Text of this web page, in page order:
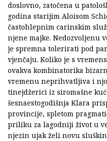
doslovno, zatočena u
godina starijim Aloisom
častohlepnim carinskim
njene majke. Nedozvoljenu
je spremna tolerirati pod
vjenčaju. Koliko je s
ovakva kombinatorika
vremenu neprihvatljiva i
tinejdžerici iz siromašne
šesnaestogodišnja Klara
provincije, spletom
priliku za lagodniji život u
njezin ujak želi novu